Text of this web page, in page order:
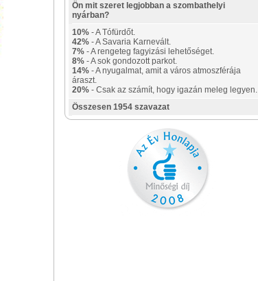
Ön mit szeret legjobban a szombathelyi
nyárban?
10% - A Tófürdőt.
42% - A Savaria Karnevált.
7% - A rengeteg fagyizási lehetőséget.
8% - A sok gondozott parkot.
14% - A nyugalmat, amit a város atmoszférája
áraszt.
20% - Csak az számít, hogy igazán meleg legyen.
Összesen 1954 szavazat